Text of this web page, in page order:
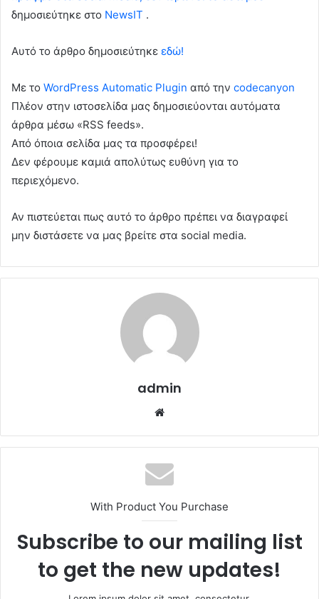
δημοσιεύτηκε στο NewsIT .
Αυτό το άρθρο δημοσιεύτηκε εδώ!
Με το WordPress Automatic Plugin από την codecanyon
Πλέον στην ιστοσελίδα μας δημοσιεύονται αυτόματα
άρθρα μέσω «RSS feeds».
Από όποια σελίδα μας τα προσφέρει!
Δεν φέρουμε καμιά απολύτως ευθύνη για το
περιεχόμενο.
Αν πιστεύεται πως αυτό το άρθρο πρέπει να διαγραφεί
μην διστάσετε να μας βρείτε στα social media.
admin
With Product You Purchase
Subscribe to our mailing list
to get the new updates!